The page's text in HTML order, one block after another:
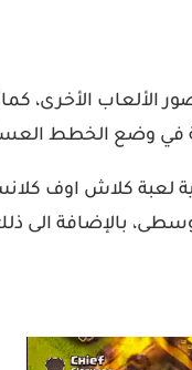
الألعاب الأخرى،
في وضع الخطط